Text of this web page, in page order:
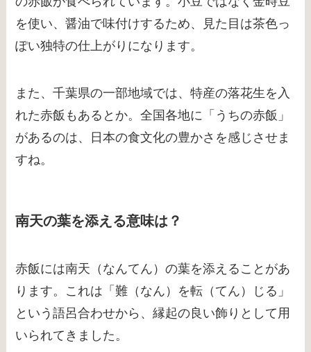
を使い、醤油で味付けするため、見た目は茶色っ
ぽい独特の仕上がりになります。
また、千葉県の一部地域では、特産の落花生を入
れた赤飯もあるとか。全国各地に「うちの赤飯」
があるのは、日本の食文化の豊かさを感じさせま
すね。
南天の葉を添える意味は？
赤飯には南天（なんてん）の葉を添えることがあ
ります。これは「難（なん）を転（てん）じる」
という語呂合わせから、縁起の良い飾りとして用
いられてきました。